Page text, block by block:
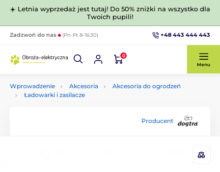
☀️ Letnia wyprzedaż jest tutaj! Do 50% zniżki na wszystko dla
Twoich pupili!
Zadzwoń do nas (Pn-Pt 8-16:30) +48 443 444 443
0
Menu
Wprowadzenie Akcesoria
Akcesoria do ogrodzeń
Ładowarki i zasilacze
Producent